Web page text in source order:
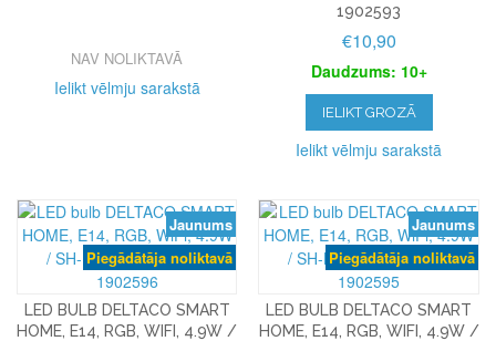
NAV NOLIKTAVĀ
Ielikt vēlmju sarakstā
1902593
€10,90
Daudzums: 10+
IELIKT GROZĀ
Ielikt vēlmju sarakstā
Jaunums
Piegādātāja noliktavā
LED BULB DELTACO SMART
HOME, E14, RGB, WIFI, 4.9W /
Jaunums
Piegādātāja noliktavā
LED BULB DELTACO SMART
HOME, E14, RGB, WIFI, 4.9W /